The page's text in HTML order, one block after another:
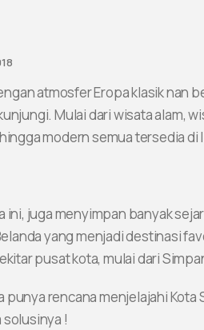
atmosfer Eropa klasik nan
Mulai dari wisata alam,
modern semua tersedia di
ini, juga menyimpan banyak
yang menjadi destinasi
pusat kota, mulai dari
punya rencana menjelajahi Kota
solusinya !